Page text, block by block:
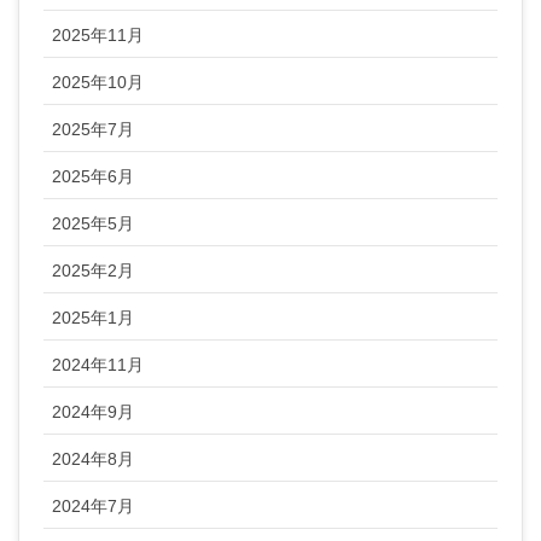
2025年11月
2025年10月
2025年7月
2025年6月
2025年5月
2025年2月
2025年1月
2024年11月
2024年9月
2024年8月
2024年7月